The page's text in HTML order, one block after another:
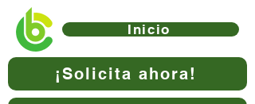
Inicio
¡Solicita ahora!